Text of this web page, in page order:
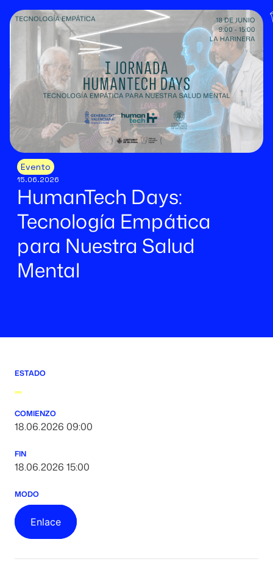
Evento
15.06.2026
HumanTech Days:
Tecnología Empática
para Nuestra Salud
Mental
ESTADO
COMIENZO
18.06.2026 09:00
FIN
18.06.2026 15:00
MODO
Enlace